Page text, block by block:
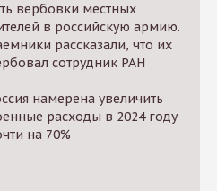
вербовки местных
в российскую армию.
рассказали, что их
сотрудник РАН
намерена увеличить
расходы в 2024 году
на 70%